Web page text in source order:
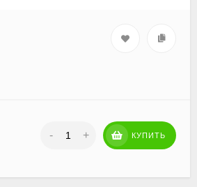
- + КУПИТЬ